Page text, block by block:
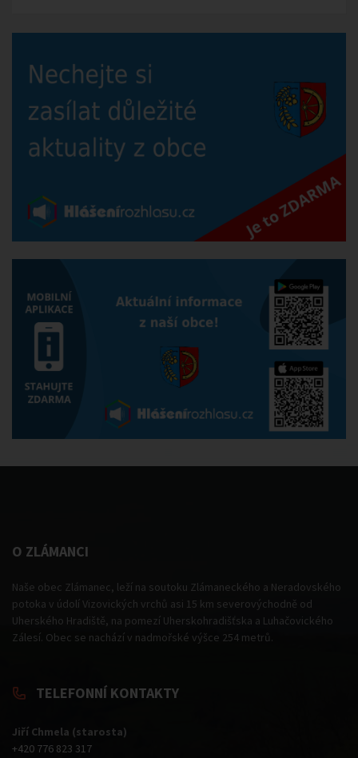
O ZLÁMANCI
Naše obec Zlámanec, leží na soutoku Zlámaneckého a Neradovského
potoka v údolí Vizovických vrchů asi 15 km severovýchodně od
Uherského Hradiště, na pomezí Uherskohradišťska a Luhačovického
Zálesí. Obec se nachází v nadmořské výšce 254 metrů.
TELEFONNÍ KONTAKTY
Jiří Chmela (starosta)
+420 776 823 317